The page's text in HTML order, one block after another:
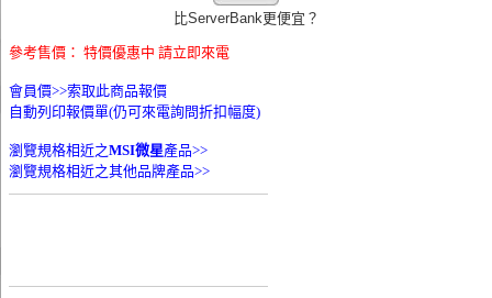
比ServerBank更便宜？
參考售價： 特價優惠中 請立即來電
會員價>>索取此商品報價
自動列印報價單(仍可來電詢問折扣幅度)
瀏覽規格相近之MSI微星產品>>
瀏覽規格相近之其他品牌產品>>